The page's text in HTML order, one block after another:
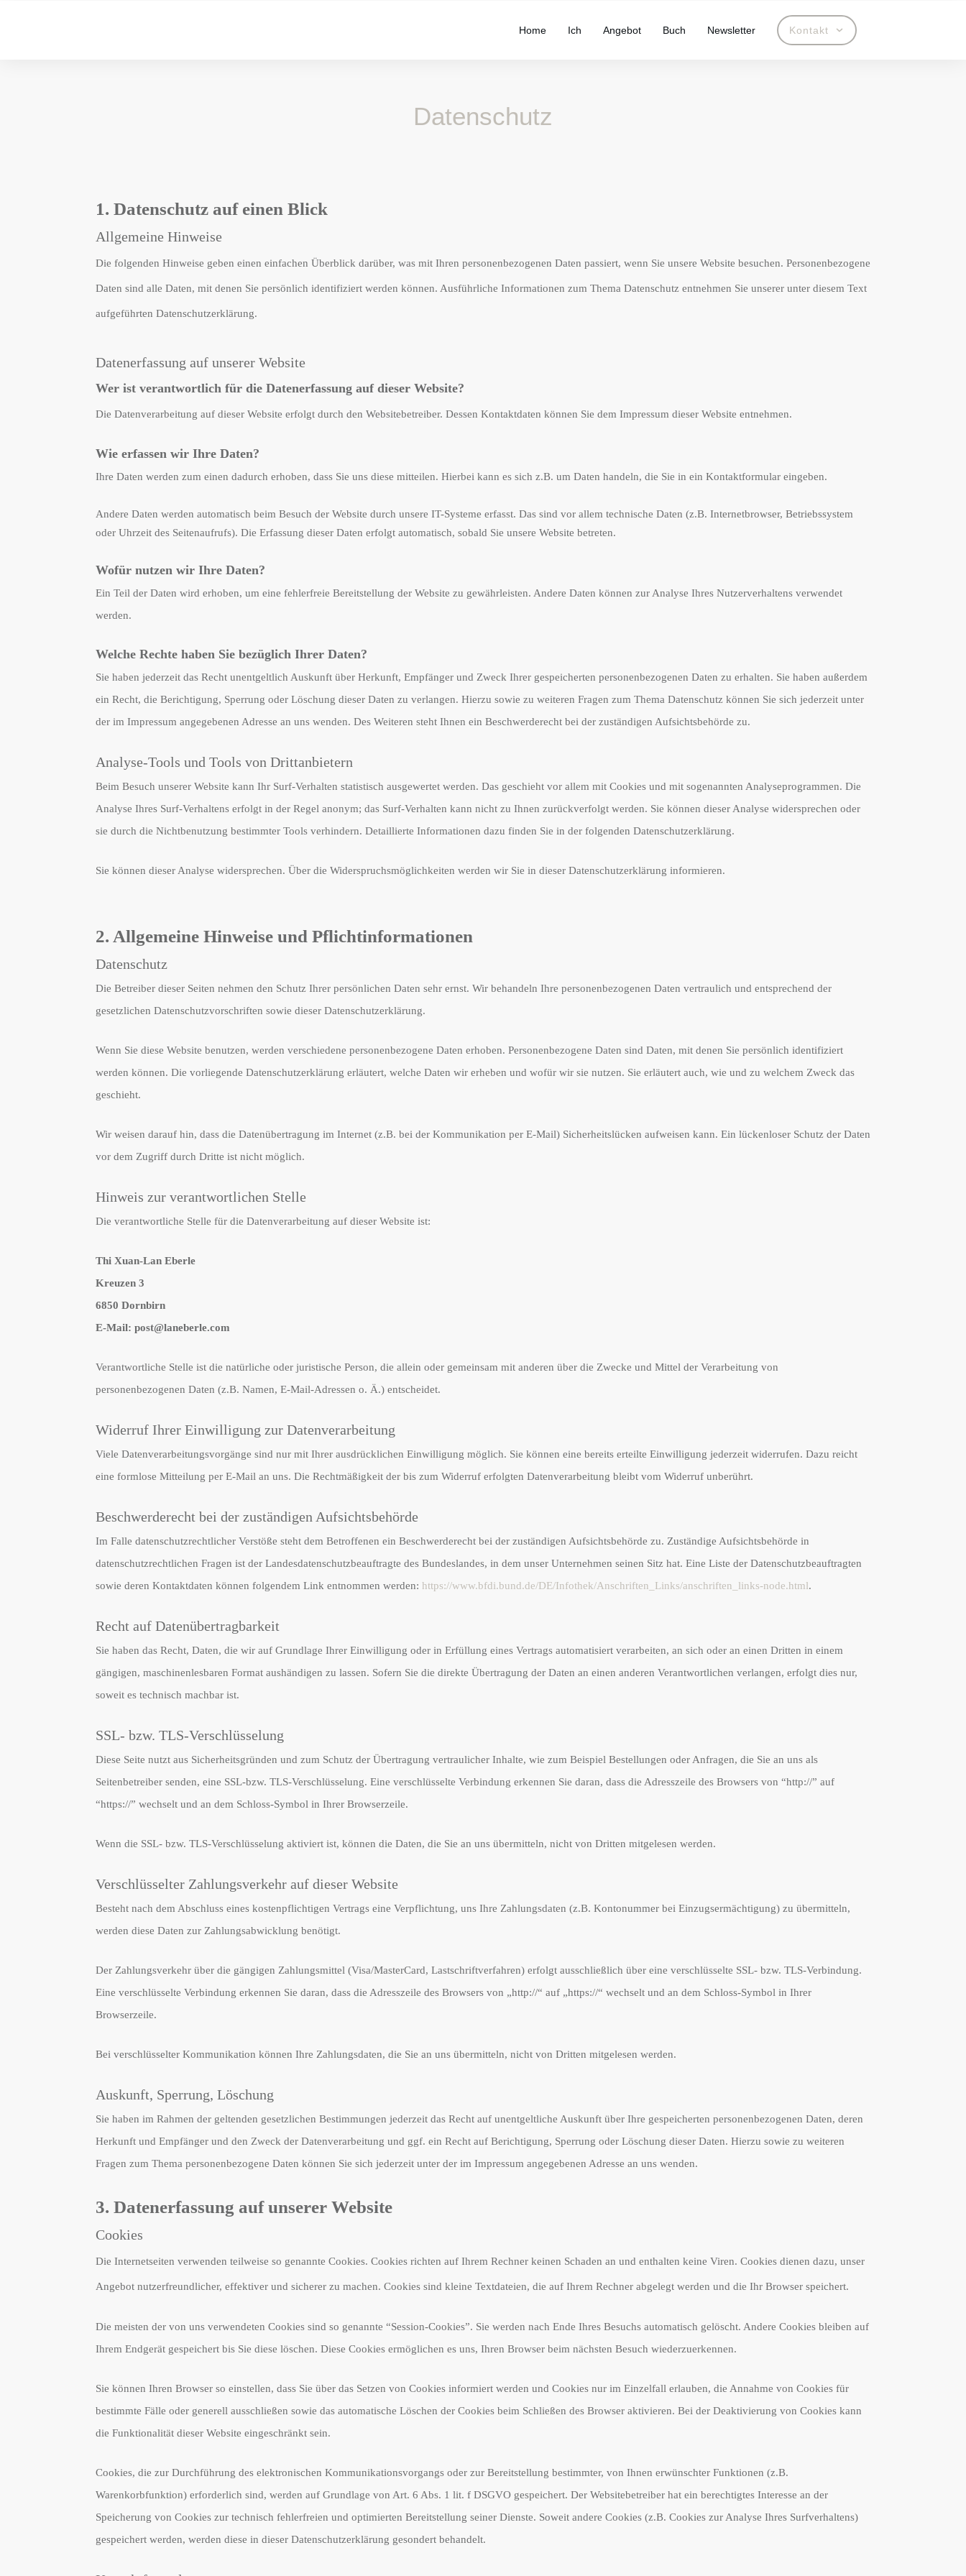
Home Ich Angebot Buch Newsletter Kontakt
Datenschutz
1. Datenschutz auf einen Blick
Allgemeine Hinweise
Die folgenden Hinweise geben einen einfachen Überblick darüber, was mit Ihren personenbezogenen Daten passiert, wenn Sie unsere Website besuchen. Personenbezogene
Daten sind alle Daten, mit denen Sie persönlich identifiziert werden können. Ausführliche Informationen zum Thema Datenschutz entnehmen Sie unserer unter diesem Text
aufgeführten Datenschutzerklärung.
Datenerfassung auf unserer Website
Wer ist verantwortlich für die Datenerfassung auf dieser Website?
Die Datenverarbeitung auf dieser Website erfolgt durch den Websitebetreiber. Dessen Kontaktdaten können Sie dem Impressum dieser Website entnehmen.
Wie erfassen wir Ihre Daten?
Ihre Daten werden zum einen dadurch erhoben, dass Sie uns diese mitteilen. Hierbei kann es sich z.B. um Daten handeln, die Sie in ein Kontaktformular eingeben.
Andere Daten werden automatisch beim Besuch der Website durch unsere IT-Systeme erfasst. Das sind vor allem technische Daten (z.B. Internetbrowser, Betriebssystem
oder Uhrzeit des Seitenaufrufs). Die Erfassung dieser Daten erfolgt automatisch, sobald Sie unsere Website betreten.
Wofür nutzen wir Ihre Daten?
Ein Teil der Daten wird erhoben, um eine fehlerfreie Bereitstellung der Website zu gewährleisten. Andere Daten können zur Analyse Ihres Nutzerverhaltens verwendet
werden.
Welche Rechte haben Sie bezüglich Ihrer Daten?
Sie haben jederzeit das Recht unentgeltlich Auskunft über Herkunft, Empfänger und Zweck Ihrer gespeicherten personenbezogenen Daten zu erhalten. Sie haben außerdem
ein Recht, die Berichtigung, Sperrung oder Löschung dieser Daten zu verlangen. Hierzu sowie zu weiteren Fragen zum Thema Datenschutz können Sie sich jederzeit unter
der im Impressum angegebenen Adresse an uns wenden. Des Weiteren steht Ihnen ein Beschwerderecht bei der zuständigen Aufsichtsbehörde zu.
Analyse-Tools und Tools von Drittanbietern
Beim Besuch unserer Website kann Ihr Surf-Verhalten statistisch ausgewertet werden. Das geschieht vor allem mit Cookies und mit sogenannten Analyseprogrammen. Die
Analyse Ihres Surf-Verhaltens erfolgt in der Regel anonym; das Surf-Verhalten kann nicht zu Ihnen zurückverfolgt werden. Sie können dieser Analyse widersprechen oder
sie durch die Nichtbenutzung bestimmter Tools verhindern. Detaillierte Informationen dazu finden Sie in der folgenden Datenschutzerklärung.
Sie können dieser Analyse widersprechen. Über die Widerspruchsmöglichkeiten werden wir Sie in dieser Datenschutzerklärung informieren.
2. Allgemeine Hinweise und Pflichtinformationen
Datenschutz
Die Betreiber dieser Seiten nehmen den Schutz Ihrer persönlichen Daten sehr ernst. Wir behandeln Ihre personenbezogenen Daten vertraulich und entsprechend der
gesetzlichen Datenschutzvorschriften sowie dieser Datenschutzerklärung.
Wenn Sie diese Website benutzen, werden verschiedene personenbezogene Daten erhoben. Personenbezogene Daten sind Daten, mit denen Sie persönlich identifiziert
werden können. Die vorliegende Datenschutzerklärung erläutert, welche Daten wir erheben und wofür wir sie nutzen. Sie erläutert auch, wie und zu welchem Zweck das
geschieht.
Wir weisen darauf hin, dass die Datenübertragung im Internet (z.B. bei der Kommunikation per E-Mail) Sicherheitslücken aufweisen kann. Ein lückenloser Schutz der Daten
vor dem Zugriff durch Dritte ist nicht möglich.
Hinweis zur verantwortlichen Stelle
Die verantwortliche Stelle für die Datenverarbeitung auf dieser Website ist:
Thi Xuan-Lan Eberle
Kreuzen 3
6850 Dornbirn
E-Mail: post@laneberle.com
Verantwortliche Stelle ist die natürliche oder juristische Person, die allein oder gemeinsam mit anderen über die Zwecke und Mittel der Verarbeitung von
personenbezogenen Daten (z.B. Namen, E-Mail-Adressen o. Ä.) entscheidet.
Widerruf Ihrer Einwilligung zur Datenverarbeitung
Viele Datenverarbeitungsvorgänge sind nur mit Ihrer ausdrücklichen Einwilligung möglich. Sie können eine bereits erteilte Einwilligung jederzeit widerrufen. Dazu reicht
eine formlose Mitteilung per E-Mail an uns. Die Rechtmäßigkeit der bis zum Widerruf erfolgten Datenverarbeitung bleibt vom Widerruf unberührt.
Beschwerderecht bei der zuständigen Aufsichtsbehörde
Im Falle datenschutzrechtlicher Verstöße steht dem Betroffenen ein Beschwerderecht bei der zuständigen Aufsichtsbehörde zu. Zuständige Aufsichtsbehörde in
datenschutzrechtlichen Fragen ist der Landesdatenschutzbeauftragte des Bundeslandes, in dem unser Unternehmen seinen Sitz hat. Eine Liste der Datenschutzbeauftragten
sowie deren Kontaktdaten können folgendem Link entnommen werden: https://www.bfdi.bund.de/DE/Infothek/Anschriften_Links/anschriften_links-node.html.
Recht auf Datenübertragbarkeit
Sie haben das Recht, Daten, die wir auf Grundlage Ihrer Einwilligung oder in Erfüllung eines Vertrags automatisiert verarbeiten, an sich oder an einen Dritten in einem
gängigen, maschinenlesbaren Format aushändigen zu lassen. Sofern Sie die direkte Übertragung der Daten an einen anderen Verantwortlichen verlangen, erfolgt dies nur,
soweit es technisch machbar ist.
SSL- bzw. TLS-Verschlüsselung
Diese Seite nutzt aus Sicherheitsgründen und zum Schutz der Übertragung vertraulicher Inhalte, wie zum Beispiel Bestellungen oder Anfragen, die Sie an uns als
Seitenbetreiber senden, eine SSL-bzw. TLS-Verschlüsselung. Eine verschlüsselte Verbindung erkennen Sie daran, dass die Adresszeile des Browsers von “http://” auf
“https://” wechselt und an dem Schloss-Symbol in Ihrer Browserzeile.
Wenn die SSL- bzw. TLS-Verschlüsselung aktiviert ist, können die Daten, die Sie an uns übermitteln, nicht von Dritten mitgelesen werden.
Verschlüsselter Zahlungsverkehr auf dieser Website
Besteht nach dem Abschluss eines kostenpflichtigen Vertrags eine Verpflichtung, uns Ihre Zahlungsdaten (z.B. Kontonummer bei Einzugsermächtigung) zu übermitteln,
werden diese Daten zur Zahlungsabwicklung benötigt.
Der Zahlungsverkehr über die gängigen Zahlungsmittel (Visa/MasterCard, Lastschriftverfahren) erfolgt ausschließlich über eine verschlüsselte SSL- bzw. TLS-Verbindung.
Eine verschlüsselte Verbindung erkennen Sie daran, dass die Adresszeile des Browsers von „http://“ auf „https://“ wechselt und an dem Schloss-Symbol in Ihrer
Browserzeile.
Bei verschlüsselter Kommunikation können Ihre Zahlungsdaten, die Sie an uns übermitteln, nicht von Dritten mitgelesen werden.
Auskunft, Sperrung, Löschung
Sie haben im Rahmen der geltenden gesetzlichen Bestimmungen jederzeit das Recht auf unentgeltliche Auskunft über Ihre gespeicherten personenbezogenen Daten, deren
Herkunft und Empfänger und den Zweck der Datenverarbeitung und ggf. ein Recht auf Berichtigung, Sperrung oder Löschung dieser Daten. Hierzu sowie zu weiteren
Fragen zum Thema personenbezogene Daten können Sie sich jederzeit unter der im Impressum angegebenen Adresse an uns wenden.
3. Datenerfassung auf unserer Website
Cookies
Die Internetseiten verwenden teilweise so genannte Cookies. Cookies richten auf Ihrem Rechner keinen Schaden an und enthalten keine Viren. Cookies dienen dazu, unser
Angebot nutzerfreundlicher, effektiver und sicherer zu machen. Cookies sind kleine Textdateien, die auf Ihrem Rechner abgelegt werden und die Ihr Browser speichert.
Die meisten der von uns verwendeten Cookies sind so genannte “Session-Cookies”. Sie werden nach Ende Ihres Besuchs automatisch gelöscht. Andere Cookies bleiben auf
Ihrem Endgerät gespeichert bis Sie diese löschen. Diese Cookies ermöglichen es uns, Ihren Browser beim nächsten Besuch wiederzuerkennen.
Sie können Ihren Browser so einstellen, dass Sie über das Setzen von Cookies informiert werden und Cookies nur im Einzelfall erlauben, die Annahme von Cookies für
bestimmte Fälle oder generell ausschließen sowie das automatische Löschen der Cookies beim Schließen des Browser aktivieren. Bei der Deaktivierung von Cookies kann
die Funktionalität dieser Website eingeschränkt sein.
Cookies, die zur Durchführung des elektronischen Kommunikationsvorgangs oder zur Bereitstellung bestimmter, von Ihnen erwünschter Funktionen (z.B.
Warenkorbfunktion) erforderlich sind, werden auf Grundlage von Art. 6 Abs. 1 lit. f DSGVO gespeichert. Der Websitebetreiber hat ein berechtigtes Interesse an der
Speicherung von Cookies zur technisch fehlerfreien und optimierten Bereitstellung seiner Dienste. Soweit andere Cookies (z.B. Cookies zur Analyse Ihres Surfverhaltens)
gespeichert werden, werden diese in dieser Datenschutzerklärung gesondert behandelt.